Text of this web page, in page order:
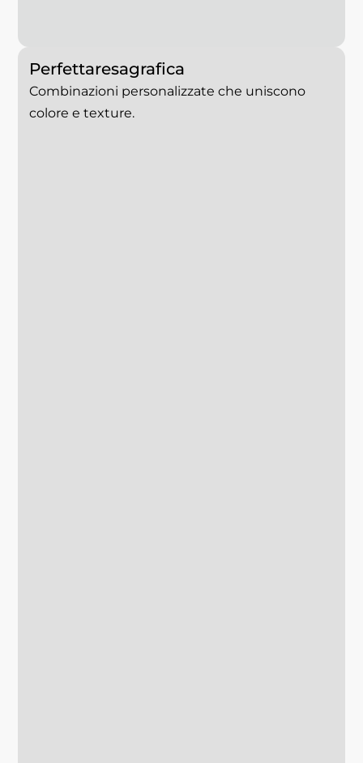
Perfettaresagrafica
Combinazioni personalizzate che uniscono
colore e texture.